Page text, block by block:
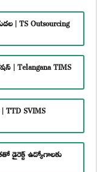
| TS Outsourcing
| Telangana TIMS
SVIMS
డైరెక్ట్ ఉద్యోగాలకు